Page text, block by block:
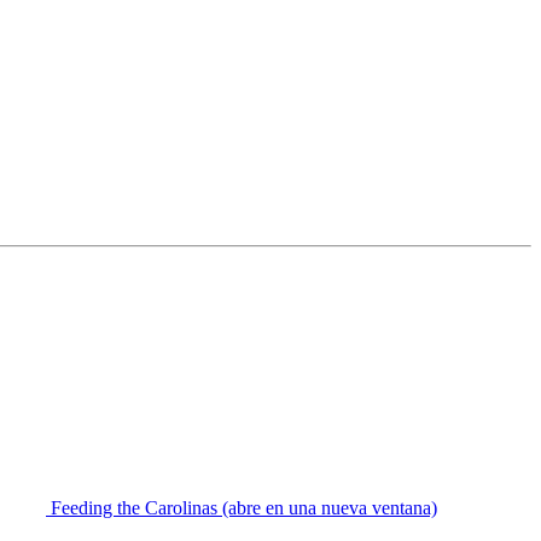
Feeding the Carolinas (abre en una nueva ventana)